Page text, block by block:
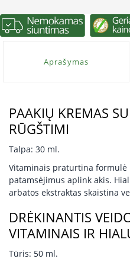
Aprašymas
PAAKIŲ KREMAS
RŪGŠTIMI
Talpa: 30 ml.
Vitaminais praturtina formulė
patamsėjimus aplink akis.
arbatos ekstraktas skaistina
DRĖKINANTIS
VITAMINAIS IR
Tūris: 50 ml.